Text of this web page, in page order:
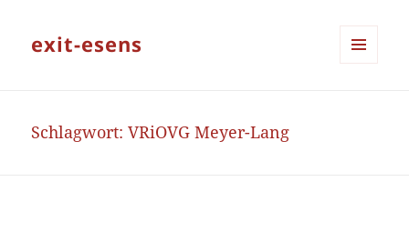
exit-esens
Schlagwort:VRiOVG Meyer-Lang